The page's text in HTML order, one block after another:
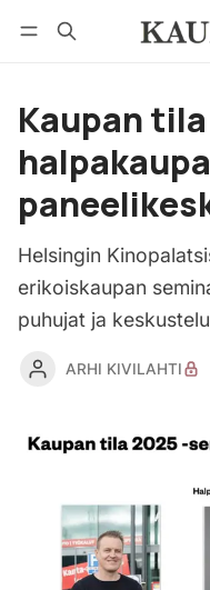
Kaupan
Helsingin
erikoiskaupan
puhujat ja
ARHI KIVILAHTI